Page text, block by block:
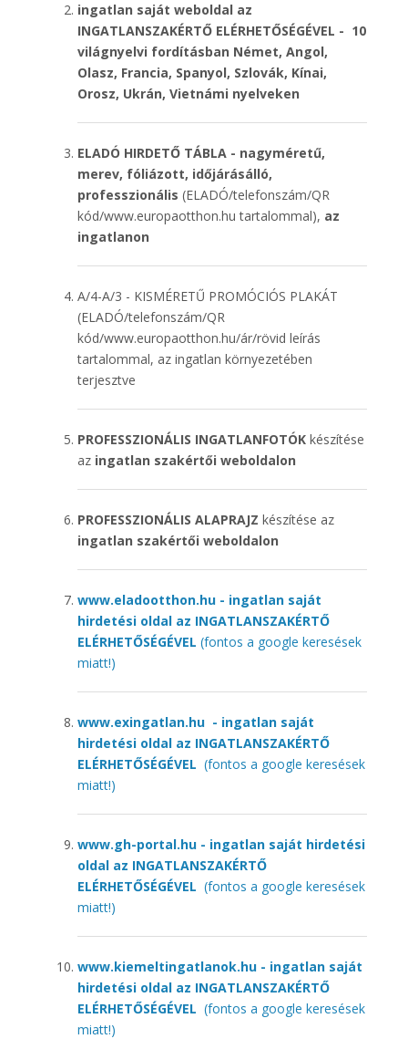
ingatlan saját weboldal az
INGATLANSZAKÉRTŐ ELÉRHETŐSÉGÉVEL - 10
világnyelvi fordításban Német, Angol,
Olasz, Francia, Spanyol, Szlovák, Kínai,
Orosz, Ukrán, Vietnámi nyelveken
ELADÓ HIRDETŐ TÁBLA - nagyméretű,
merev, fóliázott, időjárásálló,
professzionális (ELADÓ/telefonszám/QR
kód/www.europaotthon.hu tartalommal), az
ingatlanon
A/4-A/3 - KISMÉRETŰ PROMÓCIÓS PLAKÁT
(ELADÓ/telefonszám/QR
kód/www.europaotthon.hu/ár/rövid leírás
tartalommal, az ingatlan környezetében
terjesztve
PROFESSZIONÁLIS INGATLANFOTÓK készítése
az ingatlan szakértői weboldalon
PROFESSZIONÁLIS ALAPRAJZ készítése az
ingatlan szakértői weboldalon
www.eladootthon.hu - ingatlan saját
hirdetési oldal az INGATLANSZAKÉRTŐ
ELÉRHETŐSÉGÉVEL (fontos a google keresések
miatt!)
www.exingatlan.hu - ingatlan saját
hirdetési oldal az INGATLANSZAKÉRTŐ
ELÉRHETŐSÉGÉVEL (fontos a google keresések
miatt!)
www.gh-portal.hu - ingatlan saját hirdetési
oldal az INGATLANSZAKÉRTŐ
ELÉRHETŐSÉGÉVEL (fontos a google keresések
miatt!)
www.kiemeltingatlanok.hu - ingatlan saját
hirdetési oldal az INGATLANSZAKÉRTŐ
ELÉRHETŐSÉGÉVEL (fontos a google keresések
miatt!)